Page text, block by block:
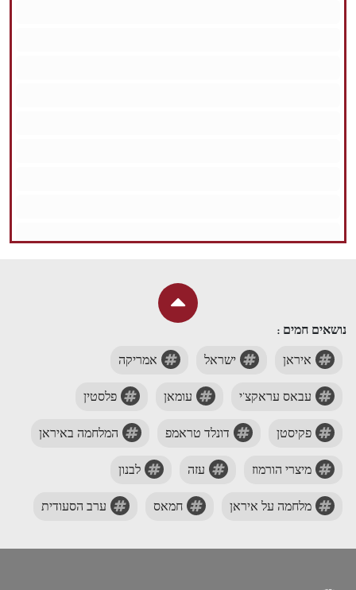
נושאים חמים :
איראן ישראל אמריקה
עבאס עראקצ'י עומאן פלסטין
פקיסטן דונלד טראמפ המלחמה באיראן
מיצרי הורמוז עזה לבנון
מלחמה על איראן חמאס ערב הסעודית